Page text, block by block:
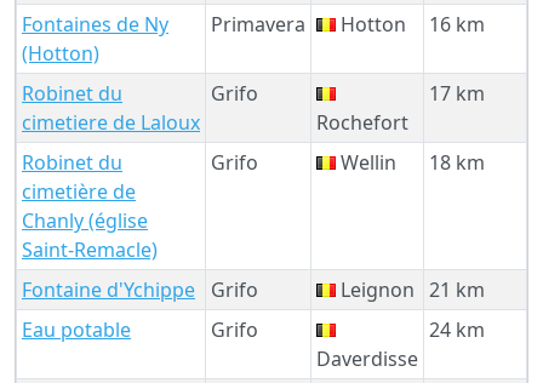
Fontaines de Ny
(Hotton)
Primavera Hotton 16 km
Robinet du
cimetiere de Laloux
Grifo
Rochefort
17 km
Robinet du
cimetière de
Chanly (église
Saint-Remacle)
Grifo Wellin 18 km
Fontaine d'Ychippe Grifo Leignon 21 km
Eau potable
Grifo
Daverdisse
24 km